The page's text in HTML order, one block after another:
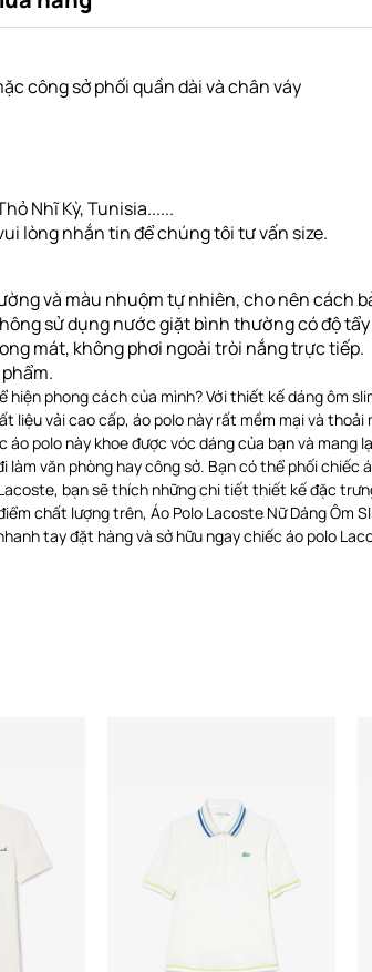
công sở phối quần dài và chân váy
Nhĩ Kỳ, Tunisia......
lòng nhắn tin để chúng tôi tư vấn size.
và màu nhuộm tự nhiên, cho nên cách
sử dụng nước giặt bình thường có độ
mát, không phơi ngoài tròi nắng trực tiếp.
phong cách của mình? Với thiết kế dáng ôm
liệu vải cao cấp, áo polo này rất mềm mại và
polo này khoe được vóc dáng của bạn và
văn phòng hay công sở. Bạn có thể phối
bạn sẽ thích những chi tiết thiết kế đặc
chất lượng trên, Áo Polo Lacoste Nữ Dáng Ôm
tay đặt hàng và sở hữu ngay chiếc áo polo